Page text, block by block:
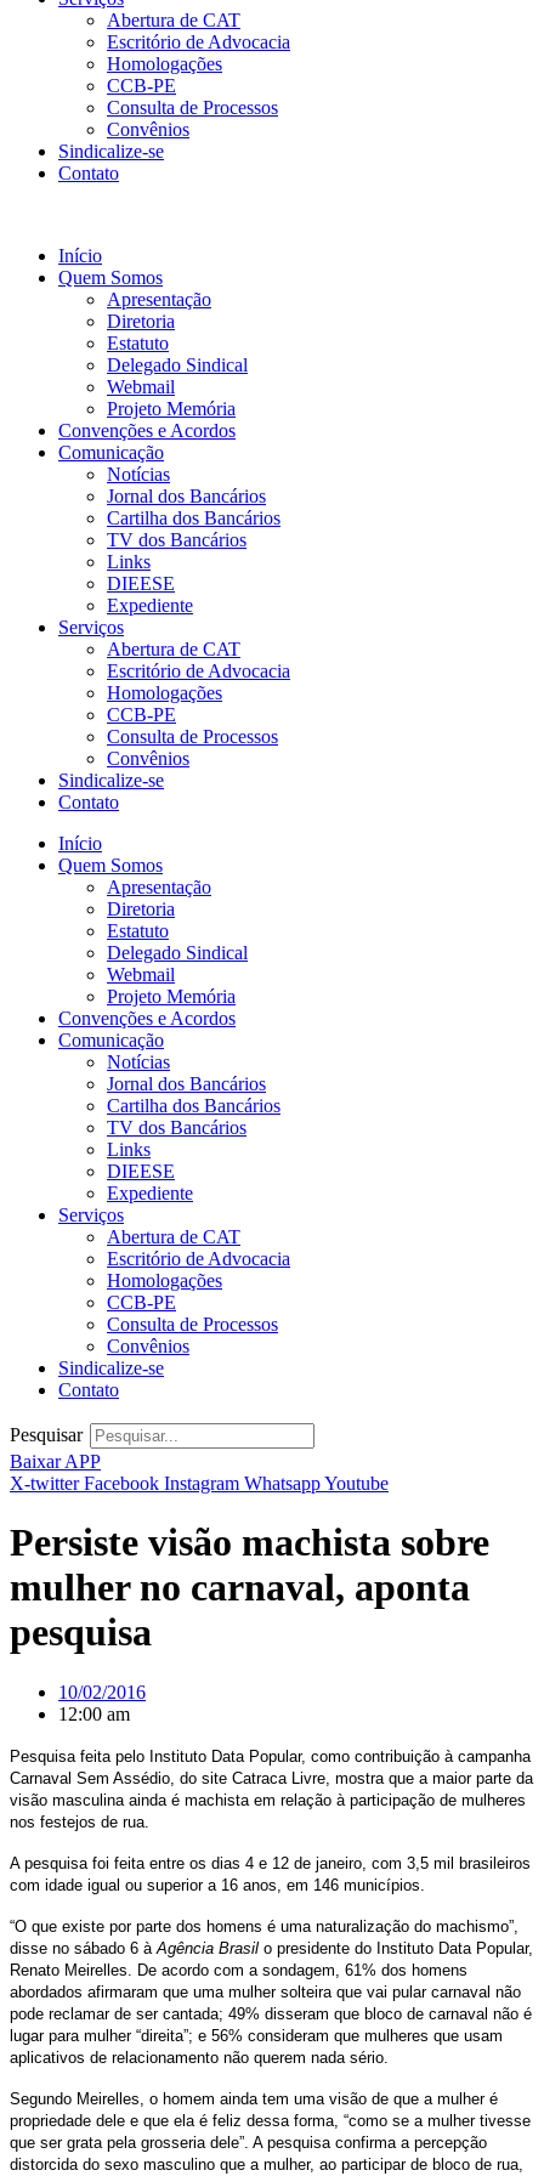
Abertura de CAT
Escritório de Advocacia
Homologações
CCB-PE
Consulta de Processos
Convênios
Sindicalize-se
Contato
Início
Quem Somos
Apresentação
Diretoria
Estatuto
Delegado Sindical
Webmail
Projeto Memória
Convenções e Acordos
Comunicação
Notícias
Jornal dos Bancários
Cartilha dos Bancários
TV dos Bancários
Links
DIEESE
Expediente
Serviços
Abertura de CAT
Escritório de Advocacia
Homologações
CCB-PE
Consulta de Processos
Convênios
Sindicalize-se
Contato
Início
Quem Somos
Apresentação
Diretoria
Estatuto
Delegado Sindical
Webmail
Projeto Memória
Convenções e Acordos
Comunicação
Notícias
Jornal dos Bancários
Cartilha dos Bancários
TV dos Bancários
Links
DIEESE
Expediente
Serviços
Abertura de CAT
Escritório de Advocacia
Homologações
CCB-PE
Consulta de Processos
Convênios
Sindicalize-se
Contato
Pesquisar
Baixar APP
X-twitter Facebook Instagram WhatsappYoutube
Persiste visão machista sobre
mulher no carnaval, aponta
pesquisa
10/02/2016
12:00 am
Pesquisa feita pelo Instituto Data Popular, como contribuição à campanha
Carnaval Sem Assédio, do site Catraca Livre, mostra que a maior parte da
visão masculina ainda é machista em relação à participação de mulheres
nos festejos de rua.
A pesquisa foi feita entre os dias 4 e 12 de janeiro, com 3,5 mil brasileiros
com idade igual ou superior a 16 anos, em 146 municípios.
“O que existe por parte dos homens é uma naturalização do machismo”,
disse no sábado 6 à Agência Brasil o presidente do Instituto Data Popular,
Renato Meirelles. De acordo com a sondagem, 61% dos homens
abordados afirmaram que uma mulher solteira que vai pular carnaval não
pode reclamar de ser cantada; 49% disseram que bloco de carnaval não é
lugar para mulher “direita”; e 56% consideram que mulheres que usam
aplicativos de relacionamento não querem nada sério.
Segundo Meirelles, o homem ainda tem uma visão de que a mulher é
propriedade dele e que ela é feliz dessa forma, “como se a mulher tivesse
que ser grata pela grosseria dele”. A pesquisa confirma a percepção
distorcida do sexo masculino que a mulher, ao participar de bloco de rua,